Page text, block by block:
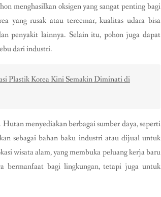
menghasilkan oksigen yang sangat penting bagi
yang rusak atau tercemar, kualitas udara bisa
penyakit lainnya. Selain itu, pohon juga dapat
dari industri.
Plastik Korea Kini Semakin Diminati di
menyediakan berbagai sumber daya, seperti
sebagai bahan baku industri atau dijual untuk
wisata alam, yang membuka peluang kerja baru
bermanfaat bagi lingkungan, tetapi juga untuk